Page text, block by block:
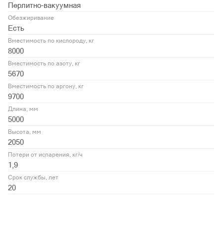
Перлитно-вакуумная
Обезжиривание
Есть
Вместимость по кислороду, кг
8000
Вместимость по азоту, кг
5670
Вместимость по аргону, кг
9700
Длина, мм
5000
Высота, мм
2050
Потери от испарения, кг/ч
1,9
Срок службы, лет
20